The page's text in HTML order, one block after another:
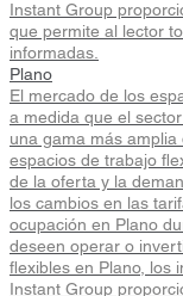
Instant Group
que permite al lector
informadas.
Plano
El mercado de los
a medida que el
una gama más
espacios de trabajo
de la oferta y la
los cambios en las
ocupación en Plano
deseen operar o
flexibles en Plano, los
Instant Group